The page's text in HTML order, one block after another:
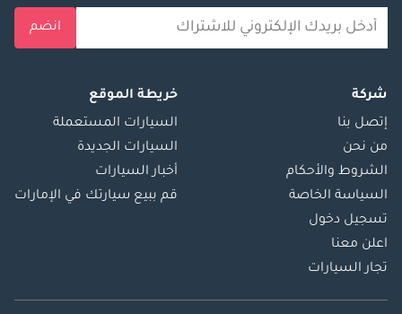
انضم
شركة
إتصل بنا
من نحن
الشروط والأحكام
السياسة الخاصة
تسجيل دخول
اعلن معنا
تجار السيارات
خريطة الموقع
السيارات المستعملة
السيارات الجديدة
أخبار السيارات
قم ببيع سيارتك في الإمارات